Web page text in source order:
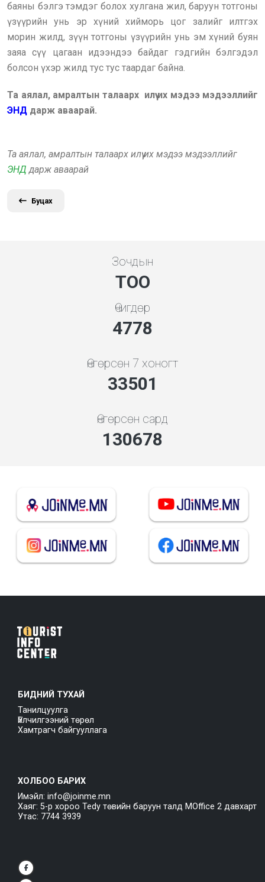
баяны бэлгэ тэмдэг болох хулгана жил, баруун тотгоны
үзүүрийн унь эр хүний хийморь цог залийг илтгэх
морин жилд, зүүн тотгоны үзүүрийн унь эм хүний буян
заяа сүү цагаан идээндээ байдаг гэдгийн бэлгэдэл
болсон үхэр жилд тус тус таардаг байна.
Та аялал, амралтын талаарх илүү их мэдээ мэдээллийг
ЭНД дарж аваарай.
Та аялал, амралтын талаарх илүү их мэдээ мэдээллийг
ЭНД дарж аваарай
Буцах
Зочдын
ТОО
Өчигдөр
5119
Өнгөрсөн 7 хоногт
35894
Өнгөрсөн сард
140012
БИДНИЙ ТУХАЙ
Танилцуулга
Үйлчилгээний төрөл
Хамтрагч байгууллага
ХОЛБОО БАРИХ
Имэйл: info@joinme.mn
Хаяг: 5-р хороо Tedy төвийн баруун талд MOffice 2 давхарт
Утас: 7744 3939